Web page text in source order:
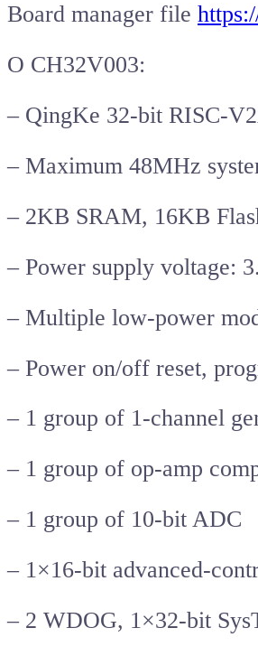
Board manager file
O CH32V003:
– QingKe 32-bit RISC-
– Maximum 48MHz
– 2KB SRAM, 16KB
– Power supply voltage:
– Multiple low-power
– Power on/off reset,
– 1 group of 1-channel
– 1 group of op-amp
– 1 group of 10-bit ADC
– 1×16-bit advanced-
– 2 WDOG, 1×32-bit